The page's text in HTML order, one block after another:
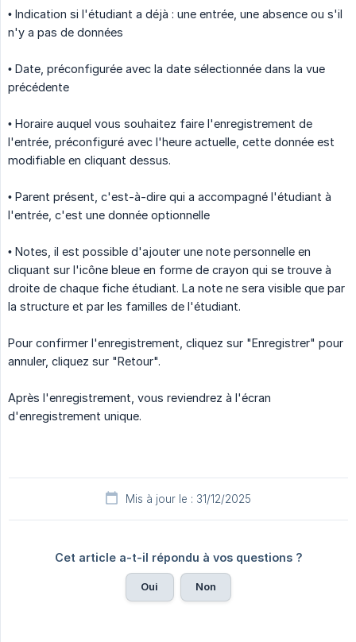
• Indication si l'étudiant a déjà : une entrée, une absence ou s'il
n'y a pas de données
• Date, préconfigurée avec la date sélectionnée dans la vue
précédente
• Horaire auquel vous souhaitez faire l'enregistrement de
l'entrée, préconfiguré avec l'heure actuelle, cette donnée est
modifiable en cliquant dessus.
• Parent présent, c'est-à-dire qui a accompagné l'étudiant à
l'entrée, c'est une donnée optionnelle
• Notes, il est possible d'ajouter une note personnelle en
cliquant sur l'icône bleue en forme de crayon qui se trouve à
droite de chaque fiche étudiant. La note ne sera visible que par
la structure et par les familles de l'étudiant.
Pour confirmer l'enregistrement, cliquez sur "Enregistrer" pour
annuler, cliquez sur "Retour".
Après l'enregistrement, vous reviendrez à l'écran
d'enregistrement unique.
Mis à jour le : 31/12/2025
Cet article a-t-il répondu à vos questions ?
Oui Non